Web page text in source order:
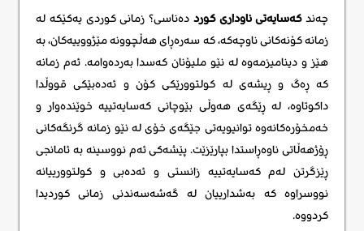
چەندکەسایەتی ناوداری کورد دەناسی؟ زمانی کوردی یەکێکە لە
زمانە کۆنەکانی ناوچەکە، کە سەرەڕای هەڵچوونە مێژووییەکان، بە
هێز و دینامیزمەوە لە نێو ملیۆنان کەسدا بەردەوامە. ئەم زمانە
کە ڕەگ و ڕیشەی لە کولتوورێکی کۆن و ئەدەبێکی قووڵدا
داکوتاوە، لە ڕێگەی هەوڵی بێوچانی کەسایەتییە خوێندەوار و
خەمخۆرەکانەوە توانیویەتی جێگەی خۆی لە نێو زمانە گرنگەکانی
ڕۆژهەڵاتی ناوەڕاستدا بپارێزێت. پێشەکی ئەم نووسینە بە ئامانجی
ڕێزگرتن لەم کەسایەتییە زانستی و ئەدەبی و کولتوورییانە
نووسراوە که بەشدارییان لە گەشەسەندنی زمانی کوردیدا
کردووە.